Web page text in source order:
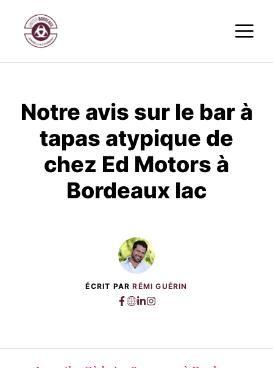
contenu
Notre avis sur le bar à
tapas atypique de
chez Ed Motors à
Bordeaux lac
ÉCRIT PARRÉMI GUÉRIN